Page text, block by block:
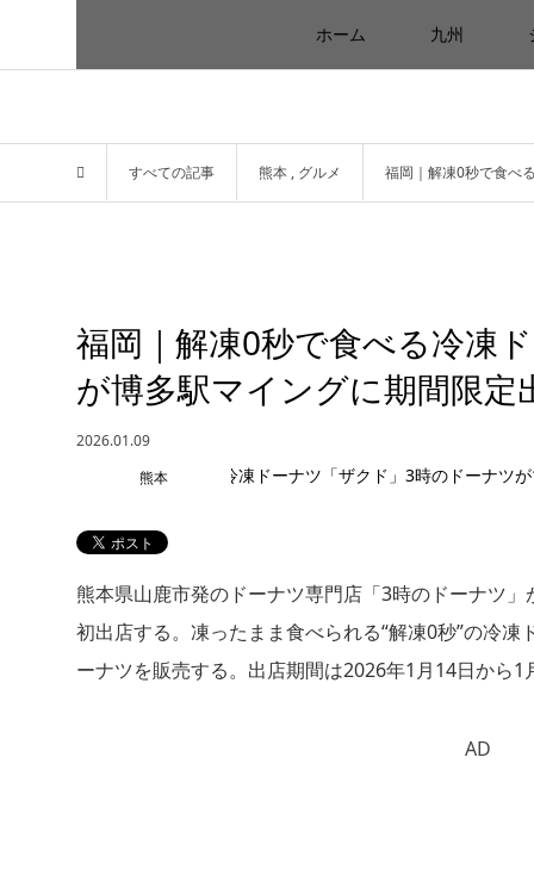
ホーム 九州
すべての記事 熊本 , グルメ 福岡｜解凍0秒で食べ
福岡｜解凍0秒で食べる冷凍
が博多駅マイングに期間限定
2026.01.09
熊本
熊本県山鹿市発のドーナツ専門店「3時のドーナツ
初出店する。凍ったまま食べられる“解凍0秒”の冷
ーナツを販売する。出店期間は2026年1月14日から1
AD